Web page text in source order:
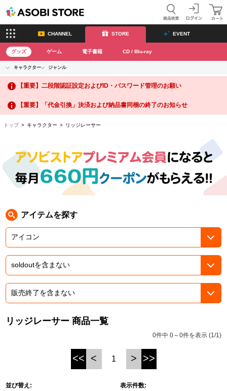
CHANNEL STORE EVENT
CHANNEL
STORE
ゲーム 電子書籍
その他先行受付
グッズ ゲーム 電子書籍 CD / Blu-ray
キャラクター
アイドルマスターシリーズ
アイドルマスター
アイドルマスター シンデレラガールズ
アイドルマスター ミリオンライブ！
アイドルマスター SideM
プロジェクトアイマス ヴイアライヴ
テイルズ オブ シリーズ
電音部
鉄拳
パックマン
ジャンル
イベントグッズ
トイ・ホビー
生活雑貨
【重要】二段階認証設定およびID・パスワード管理のお願い
【重要】「代金引換」決済および納品書同梱の終了のお知らせ
トップ> キャラクター > リッジレーサー
アイテムを探す
リッジレーサー 商品一覧
0件中 0～0件を表示 (1/1)
<< < 1 > >>
並び替え: 表示件数: